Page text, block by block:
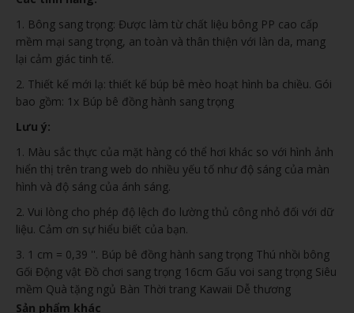
1. Bông sang trọng: Được làm từ chất liệu bông PP cao cấp
mềm mại sang trọng, an toàn và thân thiện với làn da, mang
lại cảm giác tinh tế.
2. Thiết kế mới lạ: thiết kế búp bê mèo hoạt hình ba chiều. Gói
bao gồm: 1x Búp bê đồng hành sang trọng
Lưu ý:
1. Màu sắc thực của mặt hàng có thể hơi khác so với hình ảnh
hiển thị trên trang web do nhiều yếu tố như độ sáng của màn
hình và độ sáng của ánh sáng.
2. Vui lòng cho phép độ lệch đo lường thủ công nhỏ đối với dữ
liệu. Cảm ơn sự hiểu biết của bạn.
3. 1 cm = 0,39 ''. Búp bê đồng hành sang trọng Thú nhồi bông
Gối Động vật Đồ chơi sang trọng 16cm Gấu voi sang trọng Siêu
mềm Quà tặng ngủ Bàn Thời trang Kawaii Dễ thương
Sản phẩm khác